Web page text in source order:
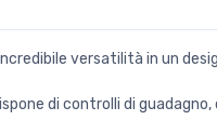
versatilità in un
di controlli di